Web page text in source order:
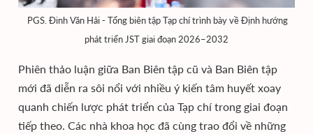
PGS. Đinh Văn Hải - Tổng biên tập Tạp chí trình bày về Định hướng
phát triển JST giai đoạn 2026–2032
Phiên thảo luận giữa Ban Biên tập cũ và Ban Biên tập
mới đã diễn ra sôi nổi với nhiều ý kiến tâm huyết xoay
quanh chiến lược phát triển của Tạp chí trong giai đoạn
tiếp theo. Các nhà khoa học đã cùng trao đổi về những